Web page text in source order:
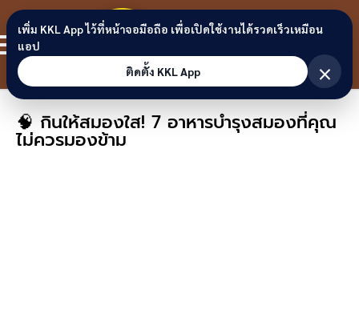
Skip to content
ขอนแก่น
ลิงก์
🧠 กินให้สมองใส! 7 อาหารบำรุงสมองที่คุณ
ไม่ควรมองข้าม
เพิ่ม KKL App ไว้ที่หน้าจอมือถือ เพื่อเปิดใช้งานได้รวดเร็วเหมือน
แอป
ติดตั้ง KKL App
×